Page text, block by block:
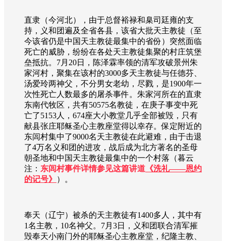
直隶（今河北），由于总督裕禄和臬司廷雍的支
持，义和团遍及全省各县，该省大批天主教徒（至
今该省仍是中国天主教徒最集中的省份）突然面临
死亡的威胁，纷纷在各处天主教徒集聚的村庄筑堡
垒抵抗。7月20日，陈泽霖率领的清军攻破景州朱
家河村，聚集在该村的3000多天主教徒与任德芬、
汤爱玲两神父，不分男女老幼，尽戮，是1900年一
次性死亡人数最多的屠杀事件。朱家河所在的直隶
东南代牧区，共有50575名教徒，在庚子事变中死
亡了5153人，674座大小教堂几乎全部被毁，只有
献县张庄耶稣圣心主教座堂得以幸存。保定附近的
东闾村集中了9000名天主教徒在此避难，由于击退
了4万名义和团的进攻，战后成为北方著名的圣母
朝圣地和中国天主教徒最集中的一个村落（暮云
注： 东闾村事件详情参见这篇讲道 《洗礼——恩约
的记号》 ）。
奉天（辽宁）被杀的天主教徒有1400多人，其中有
1名主教，10名神父。7月3日，义和团联合清军摧
毁奉天小南门外的耶稣圣心主教座堂，纪隆主教、